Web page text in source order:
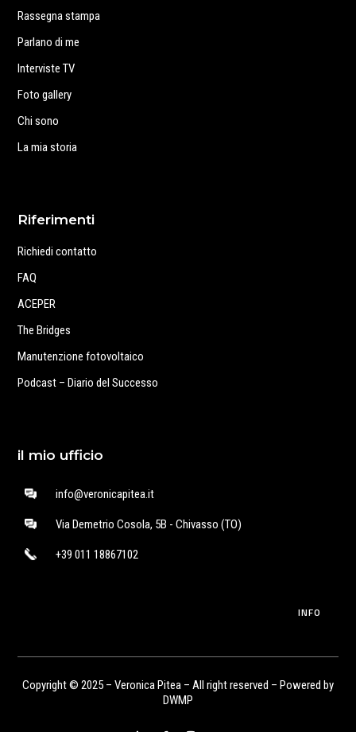
Rassegna stampa
Parlano di me
Interviste TV
Foto gallery
Chi sono
La mia storia
Riferimenti
Richiedi contatto
FAQ
ACEPER
The Bridges
Manutenzione fotovoltaico
Podcast – Diario del Successo
il mio ufficio
info@veronicapitea.it
Via Demetrio Cosola, 5B - Chivasso (TO)
+39 011 18867102
INFO
Copyright © 2025 – Veronica Pitea – All right reserved – Powered by
DWMP